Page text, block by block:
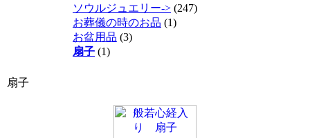
ソウルジュエリー-> (247)
お葬儀の時のお品 (1)
お盆用品 (3)
扇子 (1)
扇子